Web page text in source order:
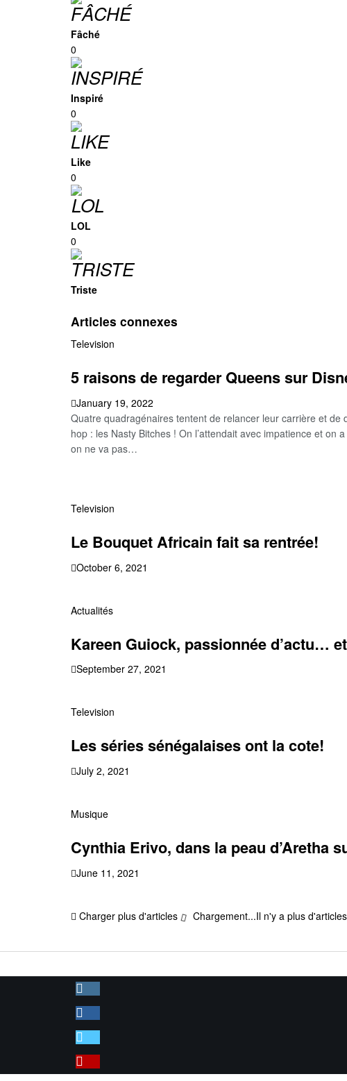
Fâché
0
Inspiré
0
Like
0
LOL
0
Triste
Articles connexes
Television
5 raisons de regarder Queens sur
January 19, 2022
Quatre quadragénaires tentent de relancer leur carrière et
hop : les Nasty Bitches ! On l’attendait avec impatience et on
on ne va pas…
Television
Le Bouquet Africain fait sa rentrée!
October 6, 2021
Actualités
Kareen Guiock, passionnée d’actu…
September 27, 2021
Television
Les séries sénégalaises ont la cote!
July 2, 2021
Musique
Cynthia Erivo, dans la peau d’Aretha
June 11, 2021
Charger plus d'articles Chargement...Il n'y a plus